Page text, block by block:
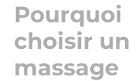
Pourquoi
choisir un
massage